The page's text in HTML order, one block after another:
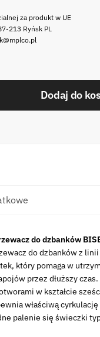
za produkt w UE
213 Ryńsk PL
Dodaj do
do dzbanków
do dzbanków z
który pomaga w
przez dłuższy czas.
w kształcie
właściwą
palenie się świeczki